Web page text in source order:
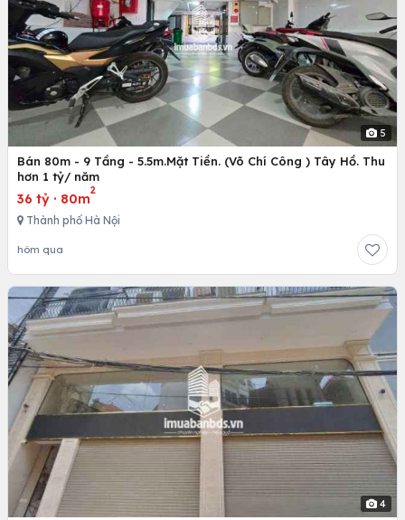
5
Bán 80m - 9 Tầng - 5.5m.Mặt Tiền. (Võ Chí Công ) Tây Hồ. Thu
hơn 1 tỷ/ năm
36 tỷ · 80m
2
Thành phố Hà Nội
hôm qua
4